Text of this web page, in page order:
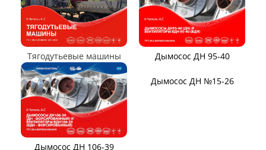
Вентиляторы местного
проветривания
Вентиляторы главного
проветривания